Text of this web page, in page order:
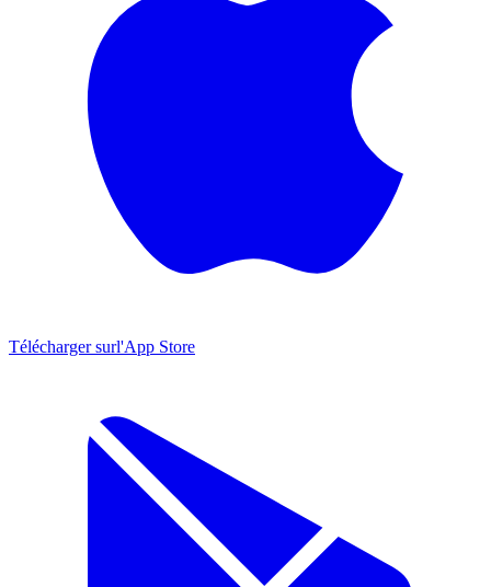
Télécharger surl'App Store